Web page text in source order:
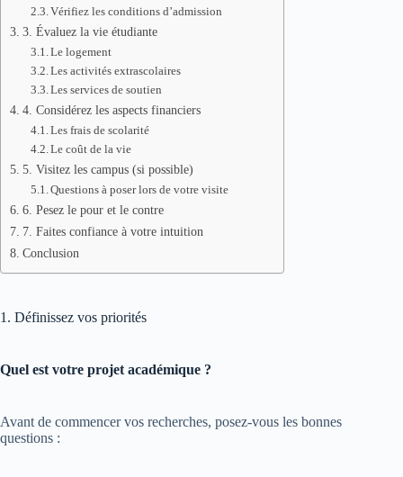
Vérifiez les conditions d’admission
3. Évaluez la vie étudiante
Le logement
Les activités extrascolaires
Les services de soutien
4. Considérez les aspects financiers
Les frais de scolarité
Le coût de la vie
5. Visitez les campus (si possible)
Questions à poser lors de votre visite
6. Pesez le pour et le contre
7. Faites confiance à votre intuition
Conclusion
1. Définissez vos priorités
Quel est votre projet académique ?
Avant de commencer vos recherches, posez-vous les bonnes
questions :